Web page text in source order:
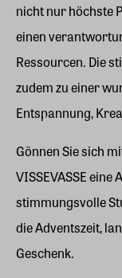
nicht nur höchste
einen
Ressourcen. Die
zudem zu einer
Entspannung,
Gönnen Sie sich
VISSEVASSE
stimmungsvolle
die Adventszeit,
Geschenk.